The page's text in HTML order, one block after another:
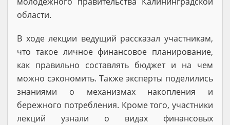
области.
В ходе лекции ведущий рассказал участникам,
что такое личное финансовое планирование,
как правильно составлять бюджет и на чем
можно сэкономить. Также эксперты поделились
знаниями о механизмах накопления и
бережного потребления. Кроме того, участники
лекций узнали о видах финансовых